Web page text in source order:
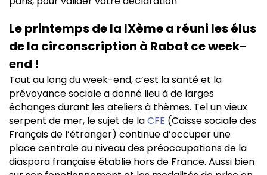
Le printemps de la IXème a réuni les élus
de la circonscription à Rabat ce week-
end !
Tout au long du week-end, c’est la santé et la
prévoyance sociale a donné lieu à de larges
échanges durant les ateliers à thèmes. Tel un vieux
serpent de mer, le sujet de laCFE (Caisse sociale des
Français de l’étranger) continue d’occuper une
place centrale au niveau des préoccupations de la
diaspora française établie hors de France. Aussi bien